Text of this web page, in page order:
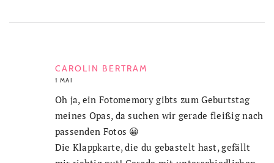
CAROLIN BERTRAM
1 MAI
Oh ja, ein Fotomemory gibts zum Geburtstag
meines Opas, da suchen wir gerade fleißig nach
passenden Fotos 😀
Die Klappkarte, die du gebastelt hast, gefällt